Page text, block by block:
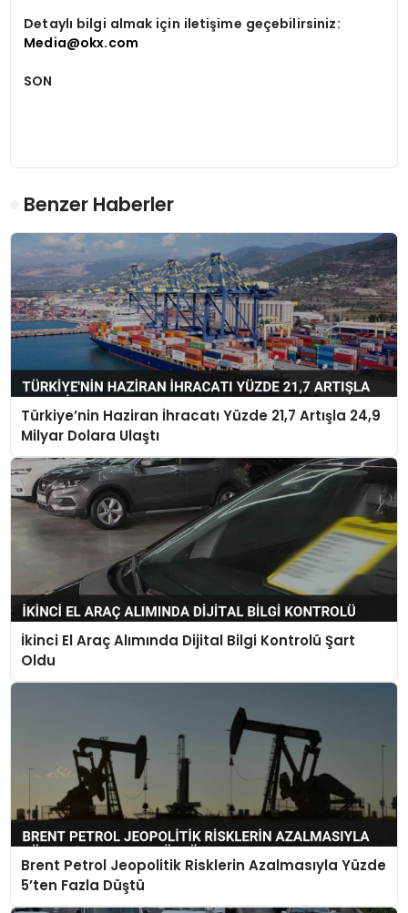
Detaylı bilgi almak için iletişime geçebilirsiniz:
Media@okx.com
SON
Benzer Haberler
Türkiye’nin Haziran İhracatı Yüzde 21,7 Artışla 24,9
Milyar Dolara Ulaştı
İkinci El Araç Alımında Dijital Bilgi Kontrolü Şart
Oldu
Brent Petrol Jeopolitik Risklerin Azalmasıyla Yüzde
5’ten Fazla Düştü